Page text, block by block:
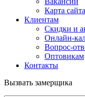
Карта сайта
Клиентам
Скидки и
Онлайн-
Вопрос-
Оптовикам
Контакты
Вызвать замерщика